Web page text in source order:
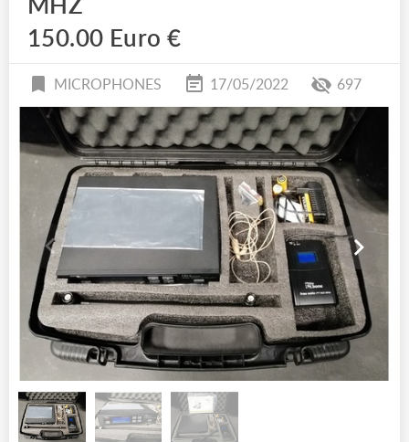
MHZ
150.00 Euro €
MICROPHONES 17/05/2022 697